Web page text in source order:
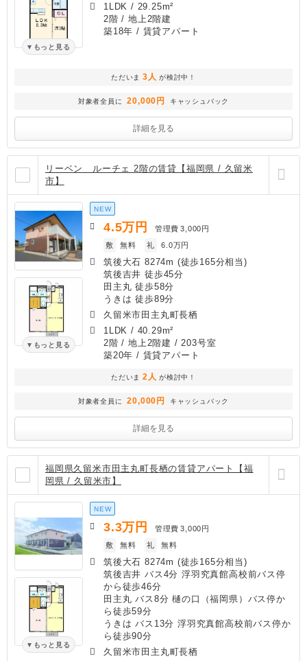
もっと見る
1LDK / 29.25m²
2階 / 地上2階建
築18年 / 賃貸アパート
ただいま 3人 が検討中！
対象者全員に 20,000円 キャッシュバック
詳細を見る
リーベン ルーチェ 2階の賃貸【福岡県 / 久留米
市】
もっと見る
NEW
4.5万円 管理費 3,000円
敷
無料 礼 6.0万円
筑後大石 8274m (徒歩165分相当)
筑後吉井 徒歩45分
田主丸 徒歩58分
うきは 徒歩89分
久留米市田主丸町長栖
1LDK / 40.29m²
2階 / 地上2階建 / 203号室
築20年 / 賃貸アパート
ただいま 2人 が検討中！
対象者全員に 20,000円 キャッシュバック
詳細を見る
福岡県久留米市田主丸町長栖の賃貸アパート【福
岡県 / 久留米市】
もっと見る
NEW
3.3万円 管理費 3,000円
敷
無料 礼 無料
筑後大石 8274m (徒歩165分相当)
筑後吉井 バス4分 浮羽究真館高校前バス停
から徒歩46分
田主丸 バス8分 樋の口（福岡県）バス停か
ら徒歩59分
うきは バス13分 浮羽究真館高校前バス停か
ら徒歩90分
久留米市田主丸町長栖